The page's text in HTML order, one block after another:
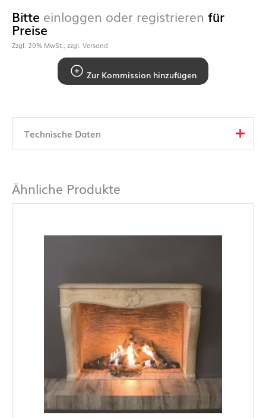
Bitte einloggen oder registrieren für
Preise
Zzgl. 20% MwSt., zzgl. Versand
Zur Kommission hinzufügen
Technische Daten
Ähnliche Produkte